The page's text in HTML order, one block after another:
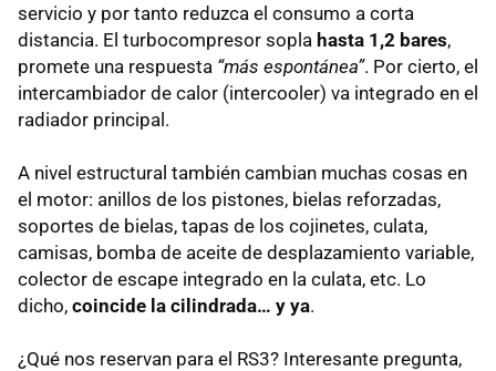
servicio y por tanto reduzca el consumo a corta
distancia. El turbocompresor sopla hasta 1,2 bares,
promete una respuesta “más espontánea”. Por cierto, el
intercambiador de calor (intercooler) va integrado en el
radiador principal.
A nivel estructural también cambian muchas cosas en
el motor: anillos de los pistones, bielas reforzadas,
soportes de bielas, tapas de los cojinetes, culata,
camisas, bomba de aceite de desplazamiento variable,
colector de escape integrado en la culata, etc. Lo
dicho, coincide la cilindrada… y ya.
¿Qué nos reservan para el RS3? Interesante pregunta,